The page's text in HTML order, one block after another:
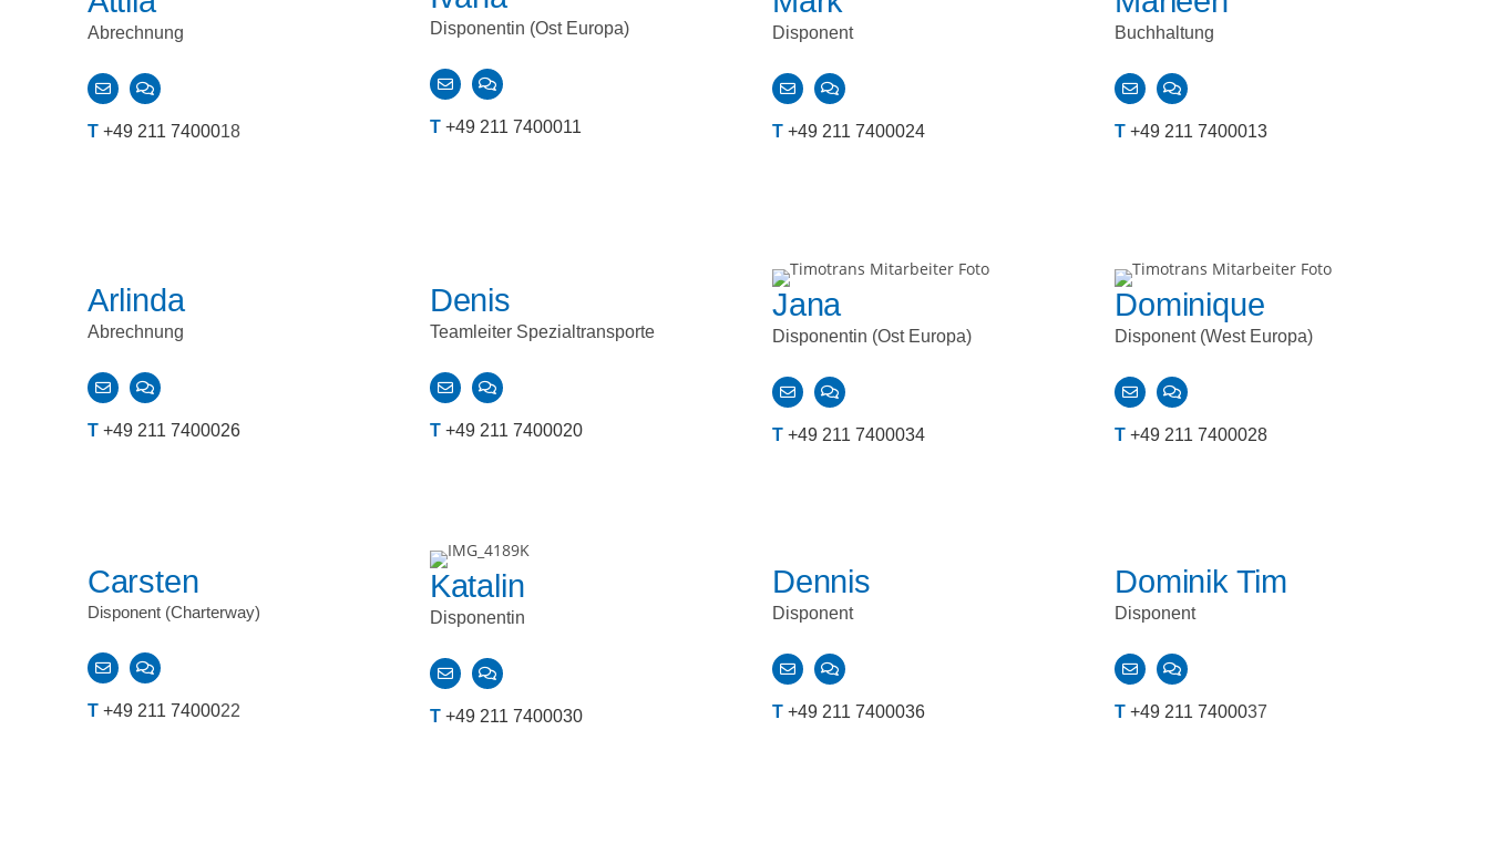
Abrechnung
T +49 211 7400018
Disponentin (Ost Europa)
T +49 211 7400011
Disponent
T +49 211 7400024
Buchhaltung
T +49 211 7400013
Arlinda
Abrechnung
T +49 211 7400026
Denis
Teamleiter Spezialtransporte
T +49 211 7400020
Jana
Disponentin (Ost Europa)
T +49 211 7400034
Dominique
Disponent (West Europa)
T +49 211 7400028
Carsten
Disponent (Charterway)
T +49 211 7400022
Katalin
Disponentin
T +49 211 7400030
Dennis
Disponent
T +49 211 7400036
Dominik Tim
Disponent
T+49 211 7400037